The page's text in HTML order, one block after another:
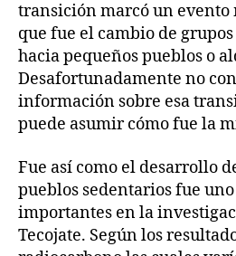
transición marcó un
que fue el cambio de
hacia pequeños pueblos o
Desafortunadamente no
información sobre esa
puede asumir cómo fue la
Fue así como el desarrollo
pueblos sedentarios fue uno
importantes en la
Tecojate. Según los